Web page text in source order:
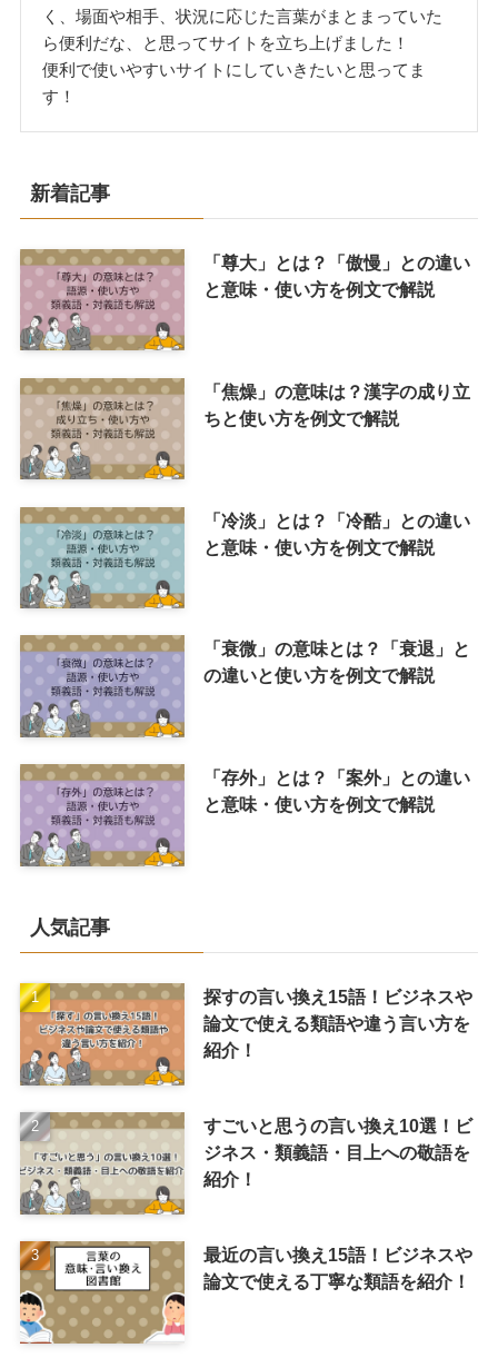
く、場面や相手、状況に応じた言葉がまとまっていた
ら便利だな、と思ってサイトを立ち上げました！
便利で使いやすいサイトにしていきたいと思ってま
す！
新着記事
「尊大」とは？「傲慢」との違い
と意味・使い方を例文で解説
「焦燥」の意味は？漢字の成り立
ちと使い方を例文で解説
「冷淡」とは？「冷酷」との違い
と意味・使い方を例文で解説
「衰微」の意味とは？「衰退」と
の違いと使い方を例文で解説
「存外」とは？「案外」との違い
と意味・使い方を例文で解説
人気記事
探すの言い換え15語！ビジネスや
論文で使える類語や違う言い方を
紹介！
すごいと思うの言い換え10選！ビ
ジネス・類義語・目上への敬語を
紹介！
最近の言い換え15語！ビジネスや
論文で使える丁寧な類語を紹介！